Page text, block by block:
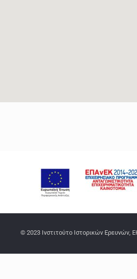
© 2023 Ινστιτούτο Ιστορικών Ερευνών,